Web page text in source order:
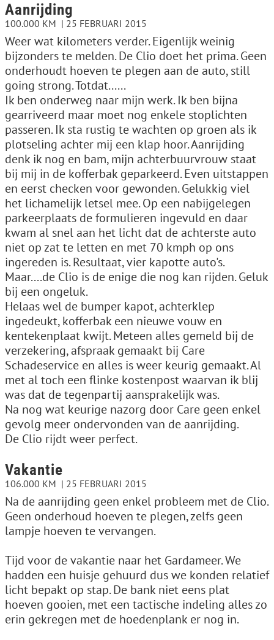
Aanrijding
100.000 KM 25 FEBRUARI 2015
Weer wat kilometers verder. Eigenlijk weinig
bijzonders te melden. De Clio doet het prima. Geen
onderhoudt hoeven te plegen aan de auto, still
going strong. Totdat......
Ik ben onderweg naar mijn werk. Ik ben bijna
gearriveerd maar moet nog enkele stoplichten
passeren. Ik sta rustig te wachten op groen als ik
plotseling achter mij een klap hoor. Aanrijding
denk ik nog en bam, mijn achterbuurvrouw staat
bij mij in de kofferbak geparkeerd. Even uitstappen
en eerst checken voor gewonden. Gelukkig viel
het lichamelijk letsel mee. Op een nabijgelegen
parkeerplaats de formulieren ingevuld en daar
kwam al snel aan het licht dat de achterste auto
niet op zat te letten en met 70 kmph op ons
ingereden is. Resultaat, vier kapotte auto's.
Maar....de Clio is de enige die nog kan rijden. Geluk
bij een ongeluk.
Helaas wel de bumper kapot, achterklep
ingedeukt, kofferbak een nieuwe vouw en
kentekenplaat kwijt. Meteen alles gemeld bij de
verzekering, afspraak gemaakt bij Care
Schadeservice en alles is weer keurig gemaakt. Al
met al toch een flinke kostenpost waarvan ik blij
was dat de tegenpartij aansprakelijk was.
Na nog wat keurige nazorg door Care geen enkel
gevolg meer ondervonden van de aanrijding.
De Clio rijdt weer perfect.
Vakantie
106.000 KM 25 FEBRUARI 2015
Na de aanrijding geen enkel probleem met de Clio.
Geen onderhoud hoeven te plegen, zelfs geen
lampje hoeven te vervangen.
Tijd voor de vakantie naar het Gardameer. We
hadden een huisje gehuurd dus we konden relatief
licht bepakt op stap. De bank niet eens plat
hoeven gooien, met een tactische indeling alles zo
erin gekregen met de hoedenplank er nog in.